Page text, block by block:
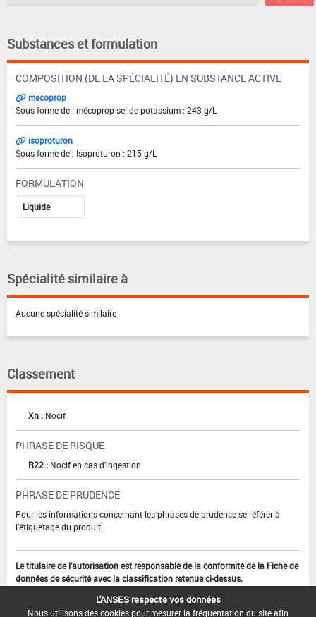
Substances et formulation
COMPOSITION (DE LA SPÉCIALITÉ) EN SUBSTANCE ACTIVE
mecoprop
Sous forme de : mécoprop sel de potassium : 243 g/L
isoproturon
Sous forme de : Isoproturon : 215 g/L
FORMULATION
Liquide
Spécialité similaire à
Aucune spécialité similaire
Classement
Xn : Nocif
PHRASE DE RISQUE
R22 : Nocif en cas d'ingestion
PHRASE DE PRUDENCE
Pour les informations concernant les phrases de prudence se référer à
l'étiquetage du produit.
Le titulaire de l'autorisation est responsable de la conformité de la Fiche de
données de sécurité avec la classification retenue ci-dessus.
L'ANSES respecte vos données
Nous utilisons des cookies pour mesurer la fréquentation du site afin